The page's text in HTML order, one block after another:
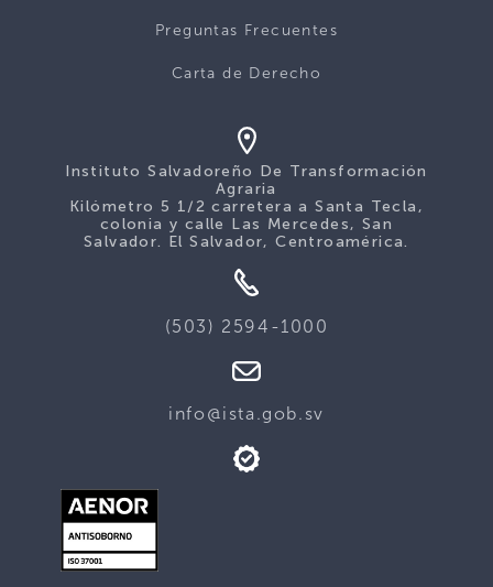
Preguntas Frecuentes
Carta de Derecho
Instituto Salvadoreño De Transformación
Agraria
Kilómetro 5 1/2 carretera a Santa Tecla,
colonia y calle Las Mercedes, San
Salvador. El Salvador, Centroamérica.
(503) 2594-1000
info@ista.gob.sv